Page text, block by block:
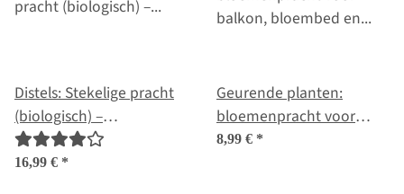
Distels: Stekelige pracht
(biologisch) –
zaadgeschenk set
16,99 € *
Geurende planten:
bloemenpracht voor
balkon, bloembed en
8,99 € *